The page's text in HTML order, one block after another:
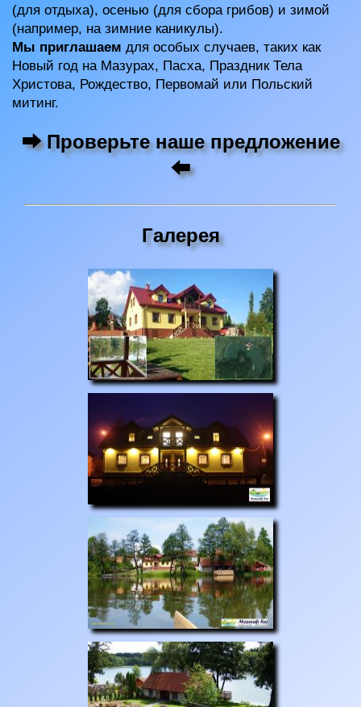
(для отдыха), осенью (для сбора грибов) и зимой
(например, на зимние каникулы).
Мы приглашаем для особых случаев, таких как
Новый год на Мазурах, Пасха, Праздник Тела
Христова, Рождество, Первомай или Польский
митинг.
⮕ Проверьте наше предложение
⬅
Галерея